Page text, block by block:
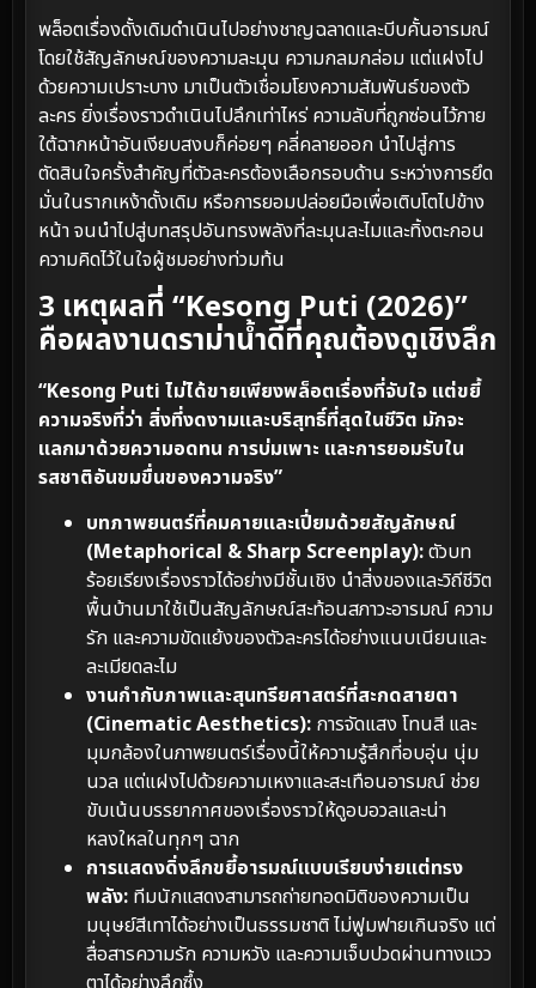
พล็อตเรื่องดั้งเดิมดำเนินไปอย่างชาญฉลาดและบีบคั้นอารมณ์
โดยใช้สัญลักษณ์ของความละมุน ความกลมกล่อม แต่แฝงไป
ด้วยความเปราะบาง มาเป็นตัวเชื่อมโยงความสัมพันธ์ของตัว
ละคร ยิ่งเรื่องราวดำเนินไปลึกเท่าไหร่ ความลับที่ถูกซ่อนไว้ภาย
ใต้ฉากหน้าอันเงียบสงบก็ค่อยๆ คลี่คลายออก นำไปสู่การ
ตัดสินใจครั้งสำคัญที่ตัวละครต้องเลือกรอบด้าน ระหว่างการยึด
มั่นในรากเหง้าดั้งเดิม หรือการยอมปล่อยมือเพื่อเติบโตไปข้าง
หน้า จนนำไปสู่บทสรุปอันทรงพลังที่ละมุนละไมและทิ้งตะกอน
ความคิดไว้ในใจผู้ชมอย่างท่วมท้น
3 เหตุผลที่ “Kesong Puti (2026)”
คือผลงานดราม่าน้ำดีที่คุณต้องดูเชิงลึก
“Kesong Puti ไม่ได้ขายเพียงพล็อตเรื่องที่จับใจ แต่ขยี้
ความจริงที่ว่า สิ่งที่งดงามและบริสุทธิ์ที่สุดในชีวิต มักจะ
แลกมาด้วยความอดทน การบ่มเพาะ และการยอมรับใน
รสชาติอันขมขื่นของความจริง”
บทภาพยนตร์ที่คมคายและเปี่ยมด้วยสัญลักษณ์
(Metaphorical & Sharp Screenplay):ตัวบท
ร้อยเรียงเรื่องราวได้อย่างมีชั้นเชิง นำสิ่งของและวิถีชีวิต
พื้นบ้านมาใช้เป็นสัญลักษณ์สะท้อนสภาวะอารมณ์ ความ
รัก และความขัดแย้งของตัวละครได้อย่างแนบเนียนและ
ละเมียดละไม
งานกำกับภาพและสุนทรียศาสตร์ที่สะกดสายตา
(Cinematic Aesthetics): การจัดแสง โทนสี และ
มุมกล้องในภาพยนตร์เรื่องนี้ให้ความรู้สึกที่อบอุ่น นุ่ม
นวล แต่แฝงไปด้วยความเหงาและสะเทือนอารมณ์ ช่วย
ขับเน้นบรรยากาศของเรื่องราวให้ดูอบอวลและน่า
หลงใหลในทุกๆ ฉาก
การแสดงดิ่งลึกขยี้อารมณ์แบบเรียบง่ายแต่ทรง
พลัง: ทีมนักแสดงสามารถถ่ายทอดมิติของความเป็น
มนุษย์สีเทาได้อย่างเป็นธรรมชาติ ไม่ฟูมฟายเกินจริง แต่
สื่อสารความรัก ความหวัง และความเจ็บปวดผ่านทางแวว